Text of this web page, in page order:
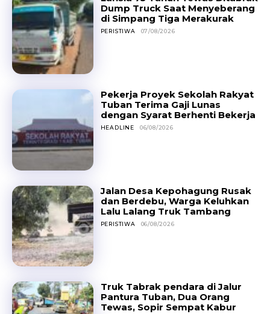
Dump Truck Saat Menyeberang
di Simpang Tiga Merakurak
PERISTIWA 07/08/2026
Pekerja Proyek Sekolah Rakyat
Tuban Terima Gaji Lunas
dengan Syarat Berhenti Bekerja
HEADLINE 06/08/2026
Jalan Desa Kepohagung Rusak
dan Berdebu, Warga Keluhkan
Lalu Lalang Truk Tambang
PERISTIWA 06/08/2026
Truk Tabrak pendara di Jalur
Pantura Tuban, Dua Orang
Tewas, Sopir Sempat Kabur